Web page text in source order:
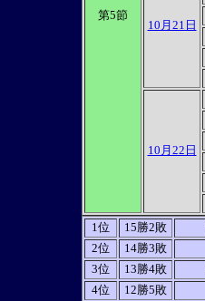
第5節
10月21日
10月22日
1位
15勝2敗
2位
14勝3敗
3位
13勝4敗
4位
12勝5敗